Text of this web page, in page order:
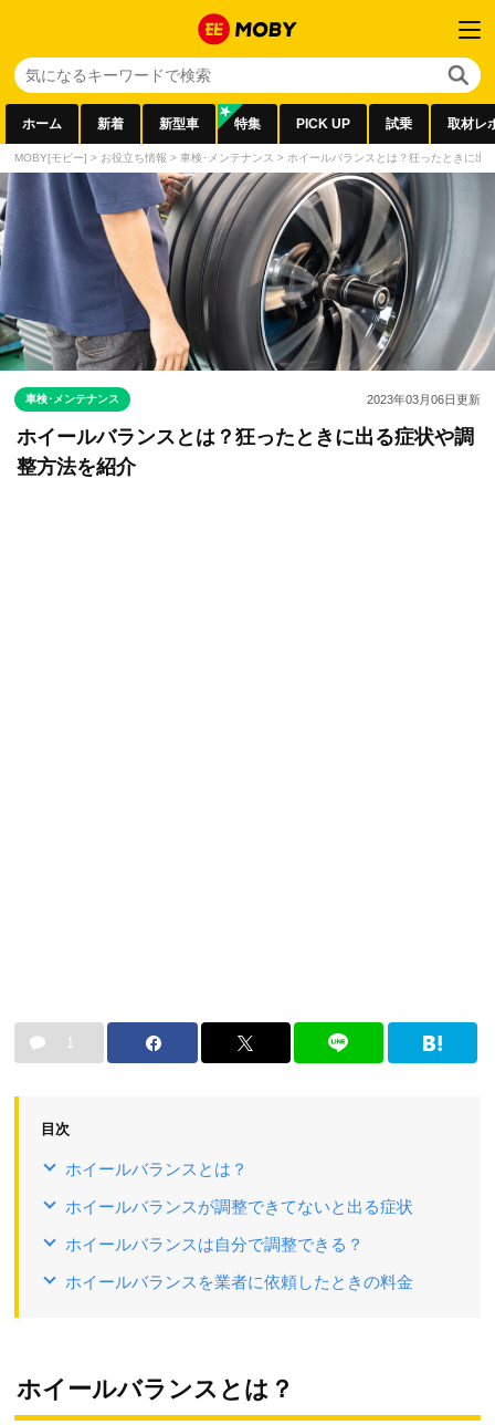
ホーム 新着 新型車 特集 PICK UP 試乗 取材レ
MOBY[モビー] > お役立ち情報 > 車検･メンテナンス > ホイールバランスとは？狂ったときに出
車検･メンテナンス 2023年03月06日更新
ホイールバランスとは？狂ったときに出る症状や調
整方法を紹介
1
目次
ホイールバランスとは？
ホイールバランスが調整できてないと出る症状
ホイールバランスは自分で調整できる？
ホイールバランスを業者に依頼したときの料金
ホイールバランスとは？